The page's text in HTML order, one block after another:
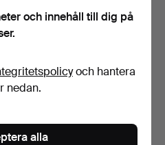
och innehåll till dig på
och hantera
nedan.
alla